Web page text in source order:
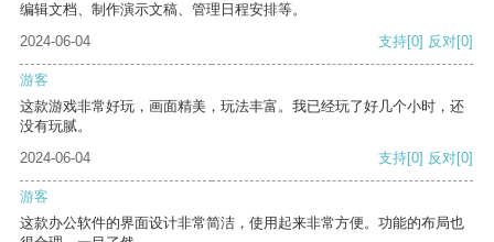
编辑文档、制作演示文稿、管理日程安排等。
2024-06-04
支持[0] 反对[0]
游客
这款游戏非常好玩，画面精美，玩法丰富。我已经玩了好几个小时，还
没有玩腻。
2024-06-04
支持[0] 反对[0]
游客
这款办公软件的界面设计非常简洁，使用起来非常方便。功能的布局也